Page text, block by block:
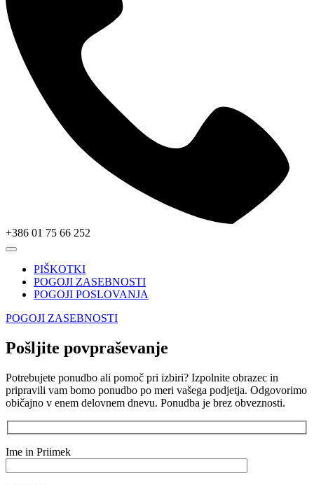
+386 01 75 66 252
PIŠKOTKI
POGOJI ZASEBNOSTI
POGOJI POSLOVANJA
POGOJI ZASEBNOSTI
Pošljite povpraševanje
Potrebujete ponudbo ali pomoč pri izbiri? Izpolnite obrazec in
pripravili vam bomo ponudbo po meri vašega podjetja. Odgovorimo
običajno v enem delovnem dnevu. Ponudba je brez obveznosti.
Ime in Priimek